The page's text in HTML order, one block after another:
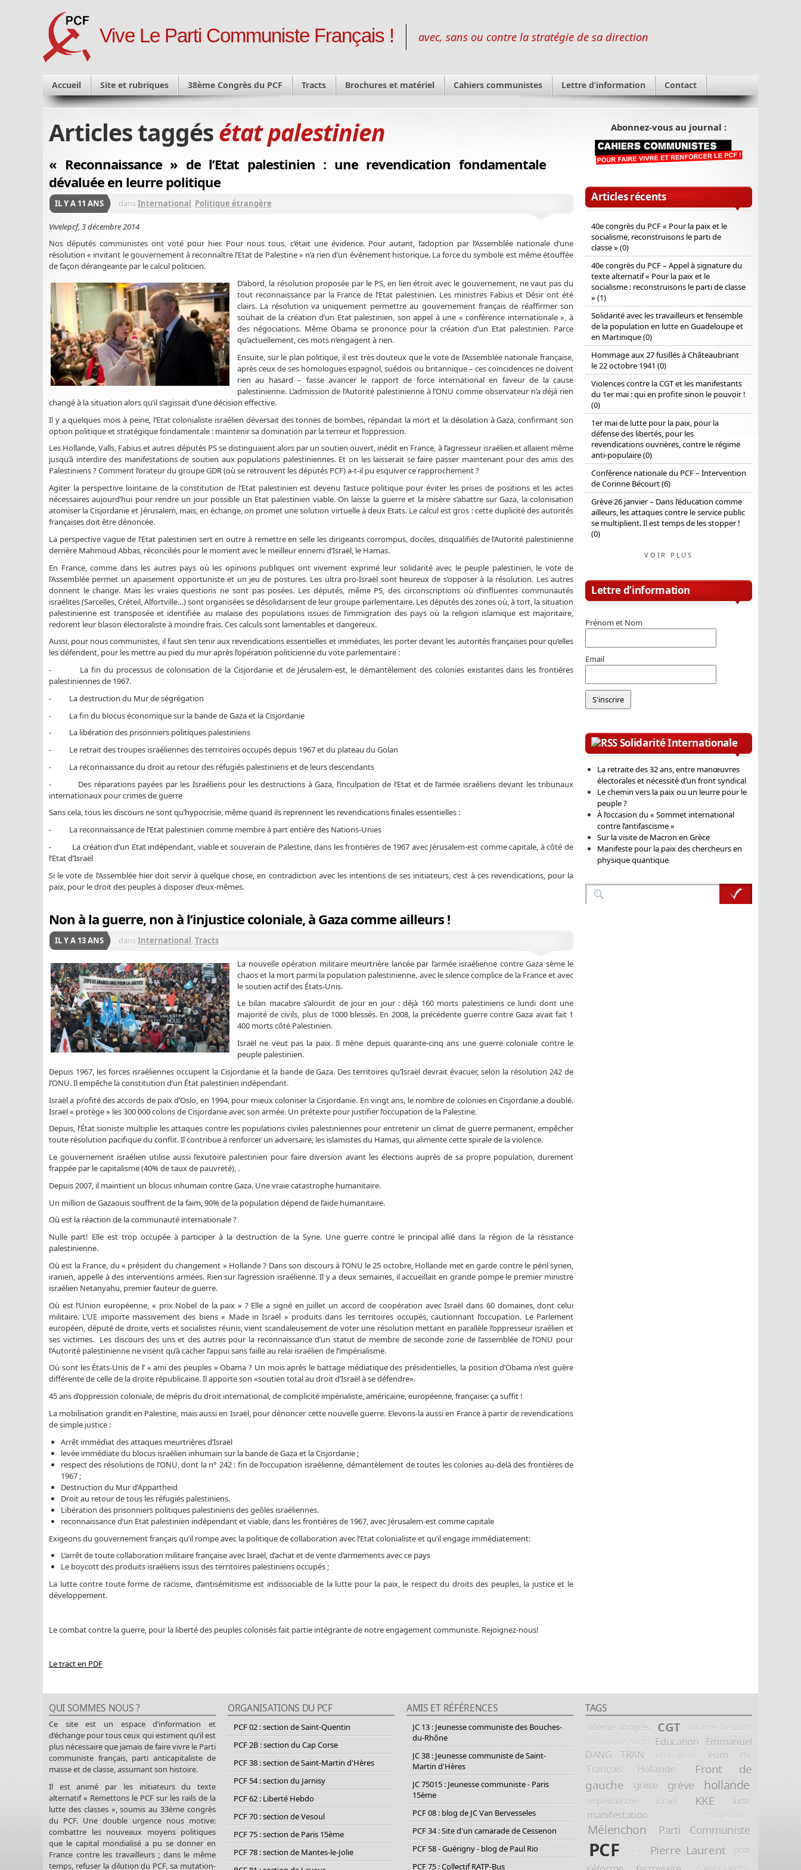
Vive Le Parti Communiste Français ! avec, sans ou contre la stratégie de sa direction
Accueil Site et rubriques 38ème Congrès du PCF Tracts Brochures et matériel Cahiers communistes Lettre d’information Contact
Articles taggésétat palestinien
« Reconnaissance » de l’Etat palestinien : une revendication fondamentale
dévaluée en leurre politique
IL Y A 11 ANS dansInternational, Politique étrangère
Vivelepcf, 3 décembre 2014
Nos députés communistes ont voté pour hier. Pour nous tous, c’était une évidence. Pour autant, l’adoption par l’Assemblée nationale d’une
résolution « invitant le gouvernement à reconnaître l’Etat de Palestine » n’a rien d’un événement historique. La force du symbole est même étouffée
de façon dérangeante par le calcul politicien.
D’abord, la résolution proposée par le PS, en lien étroit avec le gouvernement, ne vaut pas du
tout reconnaissance par la France de l’Etat palestinien. Les ministres Fabius et Désir ont été
clairs. La résolution va uniquement permettre au gouvernement français de réaffirmer son
souhait de la création d’un Etat palestinien, son appel à une « conférence internationale », à
des négociations. Même Obama se prononce pour la création d’un Etat palestinien. Parce
qu’actuellement, ces mots n’engagent à rien.
Ensuite, sur le plan politique, il est très douteux que le vote de l’Assemblée nationale française,
après ceux de ses homologues espagnol, suédois ou britannique – ces coïncidences ne doivent
rien au hasard – fasse avancer le rapport de force international en faveur de la cause
palestinienne. L’admission de l’Autorité palestinienne à l’ONU comme observateur n’a déjà rien
changé à la situation alors qu’il s’agissait d’une décision effective.
Il y a quelques mois à peine, l’Etat colonialiste israélien déversait des tonnes de bombes, répandait la mort et la désolation à Gaza, confirmant son
option politique et stratégique fondamentale : maintenir sa domination par la terreur et l’oppression.
Les Hollande, Valls, Fabius et autres députés PS se distinguaient alors par un soutien ouvert, inédit en France, à l’agresseur israélien et allaient même
jusqu’à interdire des manifestations de soutien aux populations palestiniennes. Et on les laisserait se faire passer maintenant pour des amis des
Palestiniens ? Comment l’orateur du groupe GDR (où se retrouvent les députés PCF) a-t-il pu esquiver ce rapprochement ?
Agiter la perspective lointaine de la constitution de l’Etat palestinien est devenu l’astuce politique pour éviter les prises de positions et les actes
nécessaires aujourd’hui pour rendre un jour possible un Etat palestinien viable. On laisse la guerre et la misère s’abattre sur Gaza, la colonisation
atomiser la Cisjordanie et Jérusalem, mais, en échange, on promet une solution virtuelle à deux Etats. Le calcul est gros : cette duplicité des autorités
françaises doit être dénoncée.
La perspective vague de l’Etat palestinien sert en outre à remettre en selle les dirigeants corrompus, dociles, disqualifiés de l’Autorité palestinienne
derrière Mahmoud Abbas, réconciliés pour le moment avec le meilleur ennemi d’Israël, le Hamas.
En France, comme dans les autres pays où les opinions publiques ont vivement exprimé leur solidarité avec le peuple palestinien, le vote de
l’Assemblée permet un apaisement opportuniste et un jeu de postures. Les ultra pro-Israël sont heureux de s’opposer à la résolution. Les autres
donnent le change. Mais les vraies questions ne sont pas posées. Les députés, même PS, des circonscriptions où d’influentes communautés
israélites (Sarcelles, Créteil, Alfortville…) sont organisées se désolidarisent de leur groupe parlementaire. Les députés des zones où, à tort, la situation
palestinienne est transposée et identifiée au malaise des populations issues de l’immigration des pays où la religion islamique est majoritaire,
redorent leur blason électoraliste à moindre frais. Ces calculs sont lamentables et dangereux.
Aussi, pour nous communistes, il faut s’en tenir aux revendications essentielles et immédiates, les porter devant les autorités françaises pour qu’elles
les défendent, pour les mettre au pied du mur après l’opération politicienne du vote parlementaire :
- La fin du processus de colonisation de la Cisjordanie et de Jérusalem-est, le démantèlement des colonies existantes dans les frontières
palestiniennes de 1967.
- La destruction du Mur de ségrégation
- La fin du blocus économique sur la bande de Gaza et la Cisjordanie
- La libération des prisonniers politiques palestiniens
- Le retrait des troupes israéliennes des territoires occupés depuis 1967 et du plateau du Golan
- La reconnaissance du droit au retour des réfugiés palestiniens et de leurs descendants
- Des réparations payées par les Israéliens pour les destructions à Gaza, l’inculpation de l’Etat et de l’armée israéliens devant les tribunaux
internationaux pour crimes de guerre
Sans cela, tous les discours ne sont qu’hypocrisie, même quand ils reprennent les revendications finales essentielles :
- La reconnaissance de l’Etat palestinien comme membre à part entière des Nations-Unies
- La création d’un Etat indépendant, viable et souverain de Palestine, dans les frontières de 1967 avec Jérusalem-est comme capitale, à côté de
l’Etat d’Israël
Si le vote de l’Assemblée hier doit servir à quelque chose, en contradiction avec les intentions de ses initiateurs, c’est à ces revendications, pour la
paix, pour le droit des peuples à disposer d’eux-mêmes.
Non à la guerre, non à l’injustice coloniale, à Gaza comme ailleurs !
IL Y A 13 ANS dansInternational, Tracts
La nouvelle opération militaire meurtrière lancée par l’armée israélienne contre Gaza sème le
chaos et la mort parmi la population palestinienne, avec le silence complice de la France et avec
le soutien actif des États-Unis.
Le bilan macabre s’alourdit de jour en jour : déjà 160 morts palestiniens ce lundi dont une
majorité de civils, plus de 1000 blessés. En 2008, la précédente guerre contre Gaza avait fait 1
400 morts côté Palestinien.
Israël ne veut pas la paix. Il mène depuis quarante-cinq ans une guerre coloniale contre le
peuple palestinien.
Depuis 1967, les forces israéliennes occupent la Cisjordanie et la bande de Gaza. Des territoires qu’Israël devrait évacuer, selon la résolution 242 de
l’ONU. Il empêche la constitution d’un État palestinien indépendant.
Israël a profité des accords de paix d’Oslo, en 1994, pour mieux coloniser la Cisjordanie. En vingt ans, le nombre de colonies en Cisjordanie a doublé.
Israël « protège » les 300 000 colons de Cisjordanie avec son armée. Un prétexte pour justifier l’occupation de la Palestine.
Depuis, l’État sioniste multiplie les attaques contre les populations civiles palestiniennes pour entretenir un climat de guerre permanent, empêcher
toute résolution pacifique du conflit. Il contribue à renforcer un adversaire, les islamistes du Hamas, qui alimente cette spirale de la violence.
Le gouvernement israélien utilise aussi l’exutoire palestinien pour faire diversion avant les élections auprès de sa propre population, durement
frappée par le capitalisme (40% de taux de pauvreté), .
Depuis 2007, il maintient un blocus inhumain contre Gaza. Une vraie catastrophe humanitaire.
Un million de Gazaouis souffrent de la faim, 90% de la population dépend de l’aide humanitaire.
Où est la réaction de la communauté internationale ?
Nulle part! Elle est trop occupée à participer à la destruction de la Syrie. Une guerre contre le principal allié dans la région de la résistance
palestinienne.
Où est la France, du « président du changement » Hollande ? Dans son discours à l’ONU le 25 octobre, Hollande met en garde contre le péril syrien,
iranien, appelle à des interventions armées. Rien sur l’agression israélienne. Il y a deux semaines, il accueillait en grande pompe le premier ministre
israélien Netanyahu, premier fauteur de guerre.
Où est l’Union européenne, « prix Nobel de la paix » ? Elle a signé en juillet un accord de coopération avec Israël dans 60 domaines, dont celui
militaire. L’UE importe massivement des biens « Made in Israël » produits dans les territoires occupés, cautionnant l’occupation. Le Parlement
européen, député de droite, verts et socialistes réunis, vient scandaleusement de voter une résolution mettant en parallèle l’oppresseur israélien et
ses victimes. Les discours des uns et des autres pour la reconnaissance d’un statut de membre de seconde zone de l’assemblée de l’ONU pour
l’Autorité palestinienne ne visent qu’à cacher l’appui sans faille au relai israélien de l’impérialisme.
Où sont les États-Unis de l’ « ami des peuples » Obama ? Un mois après le battage médiatique des présidentielles, la position d’Obama n’est guère
différente de celle de la droite républicaine. Il apporte son «soutien total au droit d’Israël à se défendre».
45 ans d’oppression coloniale, de mépris du droit international, de complicité impérialiste, américaine, européenne, française: ça suffit !
La mobilisation grandit en Palestine, mais aussi en Israël, pour dénoncer cette nouvelle guerre. Elevons-la aussi en France à partir de revendications
de simple justice :
Arrêt immédiat des attaques meurtrières d’Israël
levée immédiate du blocus israélien inhumain sur la bande de Gaza et la Cisjordanie ;
respect des résolutions de l’ONU, dont la n° 242 : fin de l’occupation israélienne, démantèlement de toutes les colonies au-delà des frontières de
1967 ;
Destruction du Mur d’Appartheid
Droit au retour de tous les réfugiés palestiniens.
Libération des prisonniers politiques palestiniens des geôles israéliennes.
reconnaissance d’un Etat palestinien indépendant et viable, dans les frontières de 1967, avec Jérusalem-est comme capitale
Exigeons du gouvernement français qu’il rompe avec la politique de collaboration avec l’Etat colonialiste et qu’il engage immédiatement:
L’arrêt de toute collaboration militaire française avec Israël, d’achat et de vente d’armements avec ce pays
Le boycott des produits israéliens issus des territoires palestiniens occupés ;
La lutte contre toute forme de racisme, d’antisémitisme est indissociable de la lutte pour la paix, le respect du droits des peuples, la justice et le
développement.
Le combat contre la guerre, pour la liberté des peuples colonisés fait partie intégrante de notre engagement communiste. Rejoignez-nous!
Le tract en PDF
Abonnez-vous au journal :
Articles récents
40e congrès du PCF « Pour la paix et le
socialisme, reconstruisons le parti de
classe » (0)
40e congrès du PCF – Appel à signature du
texte alternatif « Pour la paix et le
socialisme : reconstruisons le parti de classe
» (1)
Solidarité avec les travailleurs et l’ensemble
de la population en lutte en Guadeloupe et
en Martinique (0)
Hommage aux 27 fusillés à Châteaubriant
le 22 octobre 1941 (0)
Violences contre la CGT et les manifestants
du 1er mai : qui en profite sinon le pouvoir !
(0)
1er mai de lutte pour la paix, pour la
défense des libertés, pour les
revendications ouvrières, contre le régime
anti-populaire (0)
Conférence nationale du PCF – Intervention
de Corinne Bécourt (6)
Grève 26 janvier – Dans l’éducation comme
ailleurs, les attaques contre le service public
se multiplient. Il est temps de les stopper !
(0)
VOIR PLUS
Lettre d’information
Prénom et Nom
Email
Solidarité Internationale
La retraite des 32 ans, entre manœuvres
électorales et nécessité d’un front syndical
Le chemin vers la paix ou un leurre pour le
peuple ?
À l’occasion du « Sommet international
contre l’antifascisme »
Sur la visite de Macron en Grèce
Manifeste pour la paix des chercheurs en
physique quantique
QUI SOMMES NOUS ?
Ce site est un espace d’information et
d’échange pour tous ceux qui estiment qu’il est
plus nécessaire que jamais de faire vivre le Parti
communiste français, parti anticapitaliste de
masse et de classe, assumant son histoire.
Il est animé par les initiateurs du texte
alternatif « Remettons le PCF sur les rails de la
lutte des classes », soumis au 33ème congrès
du PCF. Une double urgence nous motive:
combattre les nouveaux moyens politiques
que le capital mondialisé a pu se donner en
France contre les travailleurs ; dans le même
temps, refuser la dilution du PCF, sa mutation-
ORGANISATIONS DU PCF
PCF 02 : section de Saint-Quentin
PCF 2B : section du Cap Corse
PCF 38 : section de Saint-Martin d'Hères
PCF 54 : section du Jarnisy
PCF 62 : Liberté Hebdo
PCF 70 : section de Vesoul
PCF 75 : section de Paris 15ème
PCF 78 : section de Mantes-le-Jolie
AMIS ET RÉFÉRENCES
JC 13 : Jeunesse communiste des Bouches-
du-Rhône
JC 38 : Jeunesse communiste de Saint-
Martin d'Hères
JC 75015 : Jeunesse communiste - Paris
15ème
PCF 08 : blog de JC Van Bervesseles
PCF 34 : Site d'un camarade de Cessenon
PCF 58 - Guérigny - blog de Paul Rio
PCF 75 : Collectif RATP-Bus
TAGS
36ème congrès CGT corinne bécourt
Dominique Negri Education
Emmanuel
DANG TRAN
enseignant euro FN
François Hollande
Front de
gauche
grèce grève hollande
impérialisme israël KKE lutte
manifestation montebourg
Mélenchon Parti Communiste
PCF PCP Pierre Laurent prof